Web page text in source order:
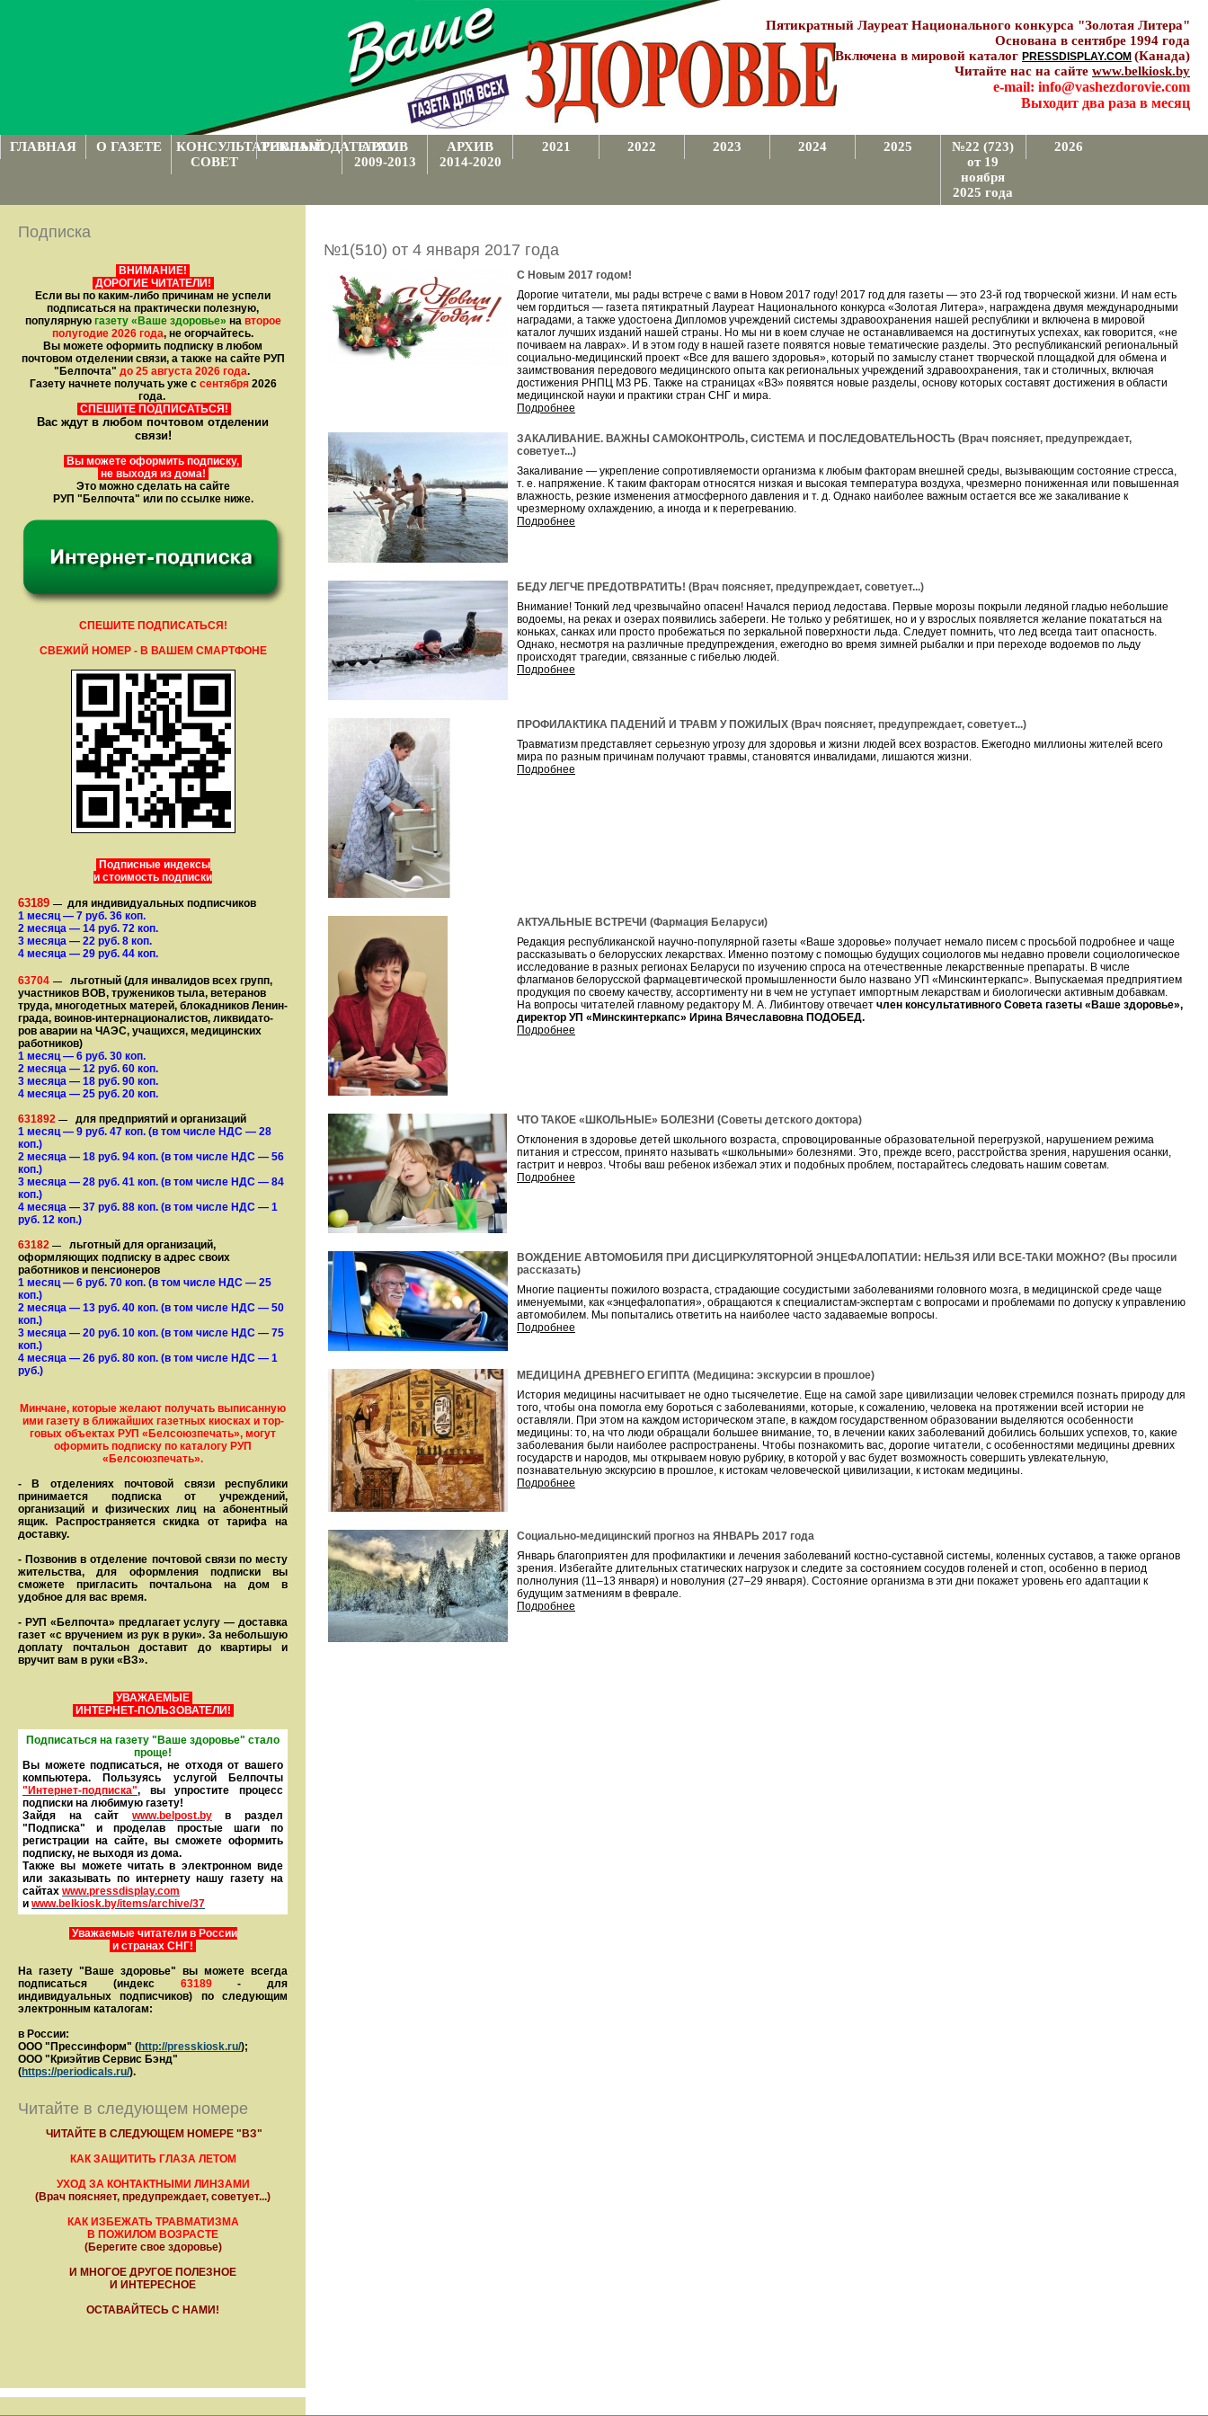
Пятикратный Лауреат Национального конкурса "Золотая Литера"
Основана в сентябре 1994 года
Включена в мировой каталог PRESSDISPLAY.COM (Канада)
Читайте нас на сайте www.belkiosk.by
e-mail: info@vashezdorovie.com
Выходит два раза в месяц
ГЛАВНАЯ О ГАЗЕТЕ
КОНСУЛЬТАТИВНЫЙ
СОВЕТ
РЕКЛАМОДАТЕЛЯМ
АРХИВ
2009-2013
АРХИВ
2014-2020
2021 2022 2023 2024 2025
№22 (723)
от 19
ноября
2025 года
2026
Подписка
ВНИМАНИЕ!
ДОРОГИЕ ЧИТАТЕЛИ!
Если вы по каким-либо причинам не успели
подписаться на практически полезную,
популярную газету «Ваше здоровье» на второе
полугодие 2026 года, не огорчайтесь.
Вы можете оформить подписку в любом
почтовом отделении связи, а также на сайте РУП
"Белпочта" до 25 августа 2026 года.
Газету начнете получать уже с сентября2026
года.
СПЕШИТЕ ПОДПИСАТЬСЯ!
Вас ждут в любом почтовом отделении
связи!
Вы можете оформить подписку,
не выходя из дома!
Это можно сделать на сайте
РУП "Белпочта" или по ссылке ниже.
СПЕШИТЕ ПОДПИСАТЬСЯ!
СВЕЖИЙ НОМЕР - В ВАШЕМ СМАРТФОНЕ
Подписные индексы
и стоимость подписки
63189 — для индивидуальных подписчиков
1 месяц— 7 руб. 36 коп.
2 месяца — 14 руб. 72 коп.
3 месяца — 22 руб. 8 коп.
4 месяца — 29 руб. 44 коп.
63704 —
льготный (для ин­ва­лидов всех групп,
участ­ников ВОВ, труже­ни­ков тыла, ветеранов
труда, мно­го­­детных матерей, бло­­кад­ни­ков Ле­нин­
града, воинов-интернаци­о­на­­ли­стов, лик­ви­да­то­
ров аварии на ЧАЭС, уча­щихся, медицинских
работников)
1 месяц— 6 руб. 30 коп.
2 месяца — 12 руб. 60 коп.
3 месяца — 18 руб. 90 коп.
4 месяца — 25 руб. 20 коп.
631892 —
для предприятий и организаций
1 месяц— 9 руб. 47 коп. (в том числе НДС — 28
коп.)
2 месяца — 18 руб. 94 коп. (в том числе НДС — 56
коп.)
3 месяца — 28 руб. 41 коп. (в том числе НДС — 84
коп.)
4 месяца — 37 руб. 88 коп. (в том числе НДС — 1
руб. 12 коп.)
63182 —
льготный для организаций,
оформляющих подписку в адрес своих
работников и пенсионеров
1 месяц— 6 руб. 70 коп. (в том числе НДС — 25
коп.)
2 месяца — 13 руб. 40 коп. (в том числе НДС — 50
коп.)
3 месяца — 20 руб. 10 коп. (в том числе НДС — 75
коп.)
4 месяца — 26 руб. 80 коп. (в том числе НДС — 1
руб.)
Минчане, которые желают получать вы­писанную
ими газету в бли­жай­ших газет­ных киосках и тор­
го­вых объе­ктах РУП «Белсоюзпечать», могут
оформить под­пис­ку по ка­та­ло­гу РУП
«Белсоюзпечать».
- В отделениях почтовой связи рес­пуб­лики
принимается подписка от учреждений,
организаций и фи­зи­ческих лиц на абонентный
ящик. Распространяется скидка от тарифа на
доставку.
- Позвонив в отделение почтовой связи по месту
жительства, для оформления подписки вы
сможете пригласить почтальона на дом в
удобное для вас время.
- РУП «Белпочта» предлагает услугу — доставка
газет «с вручением из рук в руки». За небольшую
доплату почтальон доставит до квартиры и
вручит вам в руки «ВЗ».
УВАЖАЕМЫЕ
ИНТЕРНЕТ-ПОЛЬЗОВАТЕЛИ!
Подписаться на газету "Ваше здоровье" стало
проще!
Вы можете подписаться, не отходя от вашего
компьютера. Пользуясь услугой Белпочты
"Интернет-подписка", вы упростите процесс
подписки на любимую газету!
Зайдя на сайт www.belpost.by
в раздел
"Подписка" и проделав простые шаги по
регистрации на сайте, вы сможете оформить
под­писку, не выходя из дома.
Также вы можете читать в элек­тронном виде
или заказывать по интернету нашу газету на
сайтах www.pressdisplay.com
и www.belkiosk.by/items/archive/37
Уважаемые читатели в России
и странах СНГ!
На газету "Ваше здоровье" вы можете всегда
подписаться (индекс 63189- для
индивидуальных подписчиков) по следующим
электронным каталогам:
в России:
ООО "Прессинформ" (http://presskiosk.ru/);
ООО "Криэйтив Сервис Бэнд"
(https://periodicals.ru/).
Читайте в следующем номере
ЧИТАЙТЕ В СЛЕДУЮЩЕМ НОМЕРЕ "ВЗ"
КАК ЗАЩИТИТЬ ГЛАЗА ЛЕТОМ
УХОД ЗА КОНТАКТНЫМИ ЛИНЗАМИ
(Врач поясняет, предупреждает, советует...)
КАК ИЗБЕЖАТЬ ТРАВМАТИЗМА
В ПОЖИЛОМ ВОЗРАСТЕ
(Берегите свое здоровье)
И МНОГОЕ ДРУГОЕ ПОЛЕЗНОЕ
И ИНТЕРЕСНОЕ
ОСТАВАЙТЕСЬ С НАМИ!
№1(510) от 4 января 2017 года
С Новым 2017 годом!
Дорогие читатели, мы рады встрече с вами в Новом 2017 году! 2017 год для газеты — это 23-й год творческой жизни. И нам есть
чем гордиться — газета пятикратный Лауреат Национального конкурса «Золотая Литера», награждена двумя международными
наградами, а также удостоена Дипломов учреждений системы здравоохранения нашей республики и включена в мировой
каталог лучших изданий нашей страны. Но мы ни в коем случае не останавливаемся на достигнутых успехах, как говорится, «не
почиваем на лаврах». И в этом году в нашей газете появятся новые тематические разделы. Это республиканский региональный
социально-медицинский проект «Все для вашего здоровья», который по замыслу станет творческой площадкой для обмена и
заимствования передового медицинского опыта как региональных учреждений здравоохранения, так и столичных, включая
достижения РНПЦ МЗ РБ. Также на страницах «ВЗ» появятся новые разделы, основу которых составят достижения в области
медицинской науки и практики стран СНГ и мира.
Подробнее
ЗАКАЛИВАНИЕ. ВАЖНЫ САМОКОНТРОЛЬ, СИСТЕМА И ПОСЛЕДОВАТЕЛЬНОСТЬ (Врач поясняет, предупреждает,
советует...)
Закаливание — укрепление сопротивляемости организма к любым факторам внешней среды, вызывающим состояние стресса,
т. е. напряжение. К таким факторам относятся низкая и высокая температура воздуха, чрезмерно пониженная или повышенная
влажность, резкие изменения атмосферного давления и т. д. Однако наиболее важным остается все же закаливание к
чрезмерному охлаждению, а иногда и к перегреванию.
Подробнее
БЕДУ ЛЕГЧЕ ПРЕДОТВРАТИТЬ! (Врач поясняет, предупреждает, советует...)
Внимание! Тонкий лед чрезвычайно опасен! Начался период ледостава. Первые морозы покрыли ледяной гладью небольшие
водоемы, на реках и озерах появились забереги. Не только у ребятишек, но и у взрослых появляется желание покататься на
коньках, санках или просто пробежаться по зеркальной поверхности льда. Следует помнить, что лед всегда таит опасность.
Однако, несмотря на различные предупреждения, ежегодно во время зимней рыбалки и при переходе водоемов по льду
происходят трагедии, связанные с гибелью людей.
Подробнее
ПРОФИЛАКТИКА ПАДЕНИЙ И ТРАВМ У ПОЖИЛЫХ (Врач поясняет, предупреждает, советует...)
Травматизм представляет серьезную угрозу для здоровья и жизни людей всех возрастов. Ежегодно миллионы жителей всего
мира по разным причинам получают травмы, становятся инвалидами, лишаются жизни.
Подробнее
АКТУАЛЬНЫЕ ВСТРЕЧИ (Фармация Беларуси)
Редакция республиканской научно-популярной газеты «Ваше здоровье» получает немало писем с просьбой подробнее и чаще
рассказывать о белорусских лекарствах. Именно поэтому с помощью будущих социологов мы недавно провели социологическое
исследование в разных регионах Беларуси по изучению спроса на отечественные лекарственные препараты. В числе
флагманов белорусской фармацевтической промышленности было названо УП «Минскинтеркапс». Выпускаемая предприятием
продукция по своему качеству, ассортименту ни в чем не уступает импортным лекарствам и биологически активным добавкам.
На вопросы читателей главному редактору М. А. Либинтову отвечает член консультативного Совета газеты «Ваше здоровье»,
директор УП «Минскинтеркапс» Ирина Вячеславовна ПОДОБЕД.
Подробнее
ЧТО ТАКОЕ «ШКОЛЬНЫЕ» БОЛЕЗНИ (Советы детского доктора)
Отклонения в здоровье детей школьного возраста, спровоцированные образовательной перегрузкой, нарушением режима
питания и стрессом, принято называть «школьными» болезнями. Это, прежде всего, расстройства зрения, нарушения осанки,
гастрит и невроз. Чтобы ваш ребенок избежал этих и подобных проблем, постарайтесь следовать нашим советам.
Подробнее
ВОЖДЕНИЕ АВТОМОБИЛЯ ПРИ ДИСЦИРКУЛЯТОРНОЙ ЭНЦЕФАЛОПАТИИ: НЕЛЬЗЯ ИЛИ ВСЕ-ТАКИ МОЖНО? (Вы просили
рассказать)
Многие пациенты пожилого возраста, страдающие сосудистыми заболеваниями головного мозга, в медицинской среде чаще
именуемыми, как «энцефалопатия», обращаются к специалистам-экспертам с вопросами и проблемами по допуску к управлению
автомобилем. Мы попытались ответить на наиболее часто задаваемые вопросы.
Подробнее
МЕДИЦИНА ДРЕВНЕГО ЕГИПТА (Медицина: экскурсии в прошлое)
История медицины насчитывает не одно тысячелетие. Еще на самой заре цивилизации человек стремился познать природу для
того, чтобы она помогла ему бороться с заболеваниями, которые, к сожалению, человека на протяжении всей истории не
оставляли. При этом на каждом историческом этапе, в каждом государственном образовании выделяются особенности
медицины: то, на что люди обращали большее внимание, то, в лечении каких заболеваний добились больших успехов, то, какие
заболевания были наиболее распространены. Чтобы познакомить вас, дорогие читатели, с особенностями медицины древних
государств и народов, мы открываем новую рубрику, в которой у вас будет возможность совершить увлекательную,
познавательную экскурсию в прошлое, к истокам человеческой цивилизации, к истокам медицины.
Подробнее
Социально-медицинский прогноз на ЯНВАРЬ 2017 года
Январь благоприятен для профилактики и лечения заболеваний костно-суставной системы, коленных суставов, а также органов
зрения. Избегайте длительных статических нагрузок и следите за состоянием сосудов голеней и стоп, особенно в период
полнолуния (11–13 января) и новолуния (27–29 января). Состояние организма в эти дни покажет уровень его адаптации к
будущим затмениям в феврале.
Подробнее